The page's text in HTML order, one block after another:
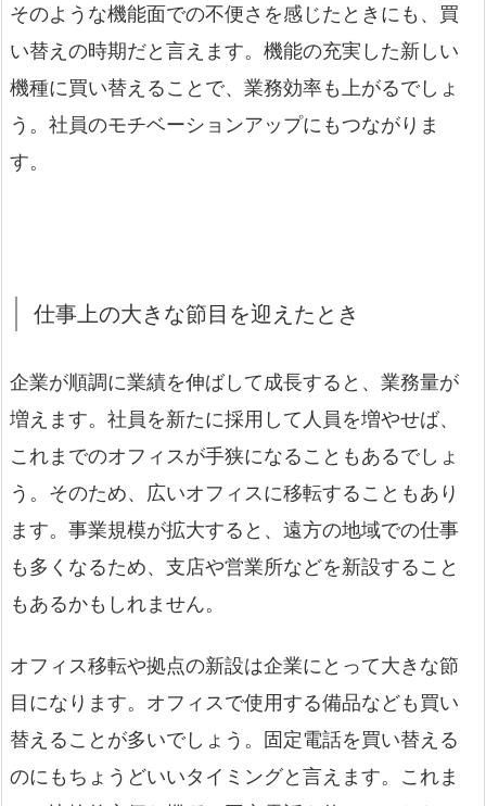
そのような機能面での不便さを感じたときにも、買
い替えの時期だと言えます。機能の充実した新しい
機種に買い替えることで、業務効率も上がるでしょ
う。社員のモチベーションアップにもつながりま
す。
仕事上の大きな節目を迎えたとき
企業が順調に業績を伸ばして成長すると、業務量が
増えます。社員を新たに採用して人員を増やせば、
これまでのオフィスが手狭になることもあるでしょ
う。そのため、広いオフィスに移転することもあり
ます。事業規模が拡大すると、遠方の地域での仕事
も多くなるため、支店や営業所などを新設すること
もあるかもしれません。
オフィス移転や拠点の新設は企業にとって大きな節
目になります。オフィスで使用する備品なども買い
替えることが多いでしょう。固定電話を買い替える
のにもちょうどいいタイミングと言えます。これま